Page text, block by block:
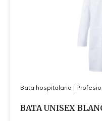
Bata hospitalaria |
BATA UNISEX